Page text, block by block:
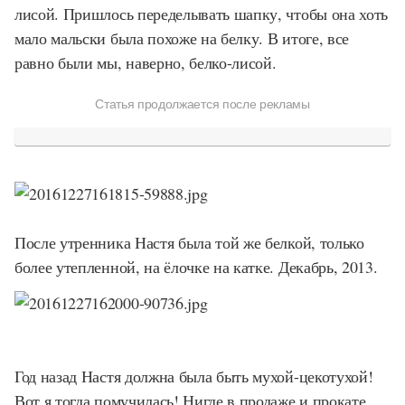
лисой. Пришлось переделывать шапку, чтобы она хоть
мало мальски была похоже на белку. В итоге, все
равно были мы, наверно, белко-лисой.
Статья продолжается после рекламы
После утренника Настя была той же белкой, только
более утепленной, на ёлочке на катке. Декабрь, 2013.
Год назад Настя должна была быть мухой-цекотухой!
Вот я тогда помучилась! Нигде в продаже и прокате